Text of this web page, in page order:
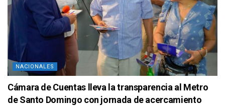
NACIONALES
Cámara de Cuentas lleva la transparencia al Metro
de Santo Domingo con jornada de acercamiento